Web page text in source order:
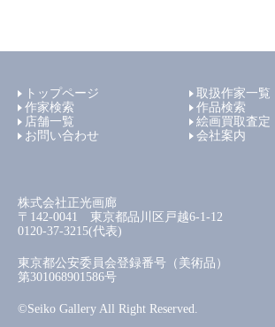
トップページ
取扱作家一覧
作家検索
作品検索
店舗一覧
絵画買取査定
お問い合わせ
会社案内
株式会社正光画廊
〒142-0041 東京都品川区戸越6-1-12
0120-37-3215(代表)
東京都公安委員会登録番号（美術品）
第301068901586号
©Seiko Gallery All Right Reserved.